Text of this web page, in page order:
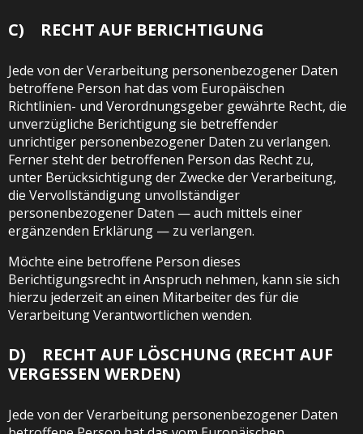
C) RECHT AUF BERICHTIGUNG
Jede von der Verarbeitung personenbezogener Daten
betroffene Person hat das vom Europäischen
Richtlinien- und Verordnungsgeber gewährte Recht, die
unverzügliche Berichtigung sie betreffender
unrichtiger personenbezogener Daten zu verlangen.
Ferner steht der betroffenen Person das Recht zu,
unter Berücksichtigung der Zwecke der Verarbeitung,
die Vervollständigung unvollständiger
personenbezogener Daten — auch mittels einer
ergänzenden Erklärung — zu verlangen.
Möchte eine betroffene Person dieses
Berichtigungsrecht in Anspruch nehmen, kann sie sich
hierzu jederzeit an einen Mitarbeiter des für die
Verarbeitung Verantwortlichen wenden.
D) RECHT AUF LÖSCHUNG (RECHT AUF
VERGESSEN WERDEN)
Jede von der Verarbeitung personenbezogener Daten